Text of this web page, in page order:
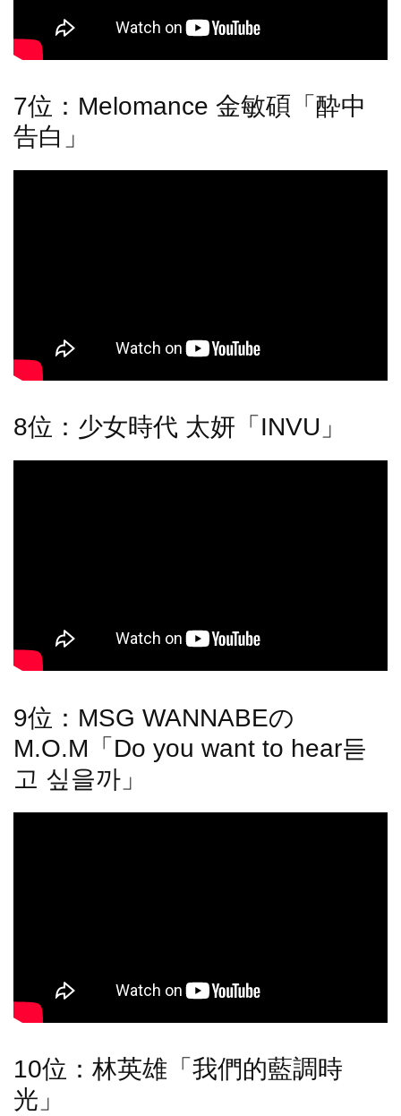
7位：Melomance 金敏碩「酔中
告白」
8位：少女時代 太妍「INVU」
9位：MSG WANNABEの
M.O.M「Do you want to hear듣
고 싶을까」
10位：林英雄「我們的藍調時
光」